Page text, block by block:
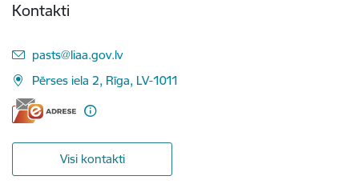
Kontakti
E-pasts:
pasts@liaa.gov.lv
Pērses iela 2, Rīga, LV-1011
Visi kontakti